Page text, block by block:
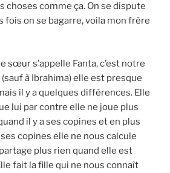
choses comme ça. On se dispute
fois on se bagarre, voila mon frère
sœur s’appelle Fanta, c’est notre
à Ibrahima) elle est presque
il y a quelques différences. Elle
lui par contre elle ne joue plus
il y a ses copines et en plus
copines elle ne nous calcule
plus rien quand elle est
fait la fille qui ne nous connaît